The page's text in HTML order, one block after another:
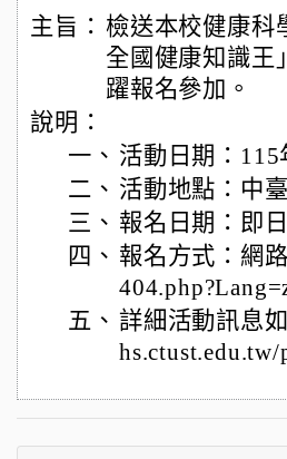
主旨： 檢送本校健康科
全國健康知識王
躍報名參加。
說明：
一、 活動日期：
二、 活動地點：中
三、 報名日期：即
四、 報名方式：網
五、 詳細活動訊息